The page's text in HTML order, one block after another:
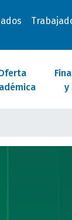
y